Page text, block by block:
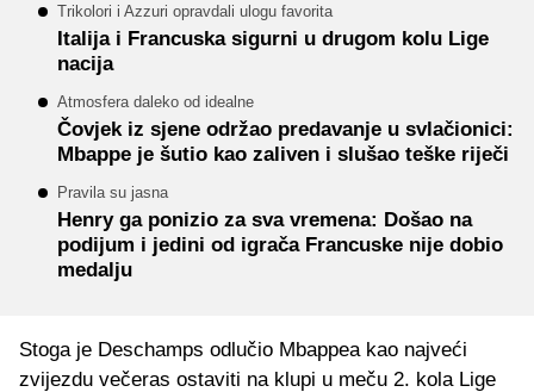
Trikolori i Azzuri opravdali ulogu favorita
Italija i Francuska sigurni u drugom kolu Lige
nacija
Atmosfera daleko od idealne
Čovjek iz sjene održao predavanje u svlačionici:
Mbappe je šutio kao zaliven i slušao teške riječi
Pravila su jasna
Henry ga ponizio za sva vremena: Došao na
podijum i jedini od igrača Francuske nije dobio
medalju
Stoga je Deschamps odlučio Mbappea kao najveći
zvijezdu večeras ostaviti na klupi u meču 2. kola Lige